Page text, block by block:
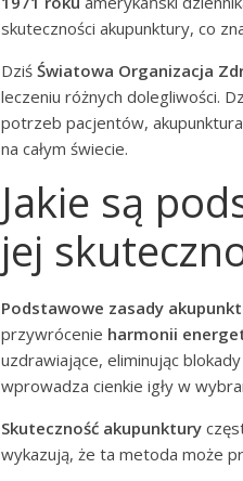
skuteczności akupunktury, co
Dziś Światowa Organizacja
leczeniu różnych dolegliwości.
potrzeb pacjentów,
na całym świecie.
Jakie są
jej
Podstawowe zasady
przywrócenie harmonii
uzdrawiające, eliminując
wprowadza cienkie igły w
Skuteczność akupunktury
wykazują, że ta metoda może